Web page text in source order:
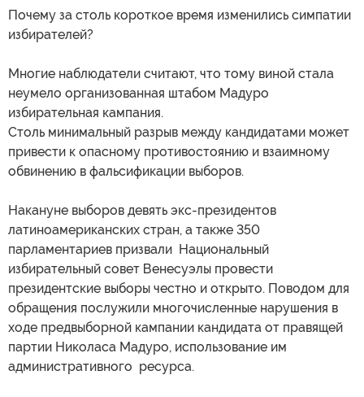
Почему за столь короткое время изменились симпатии
избирателей?
Многие наблюдатели считают, что тому виной стала
неумело организованная штабом Мадуро
избирательная кампания.
Столь минимальный разрыв между кандидатами может
привести к опасному противостоянию и взаимному
обвинению в фальсификации выборов.
Накануне выборов девять экс-президентов
латиноамериканских стран, а также 350
парламентариев призвали Национальный
избирательный совет Венесуэлы провести
президентские выборы честно и открыто. Поводом для
обращения послужили многочисленные нарушения в
ходе предвыборной кампании кандидата от правящей
партии Николаса Мадуро, использование им
административного ресурса.